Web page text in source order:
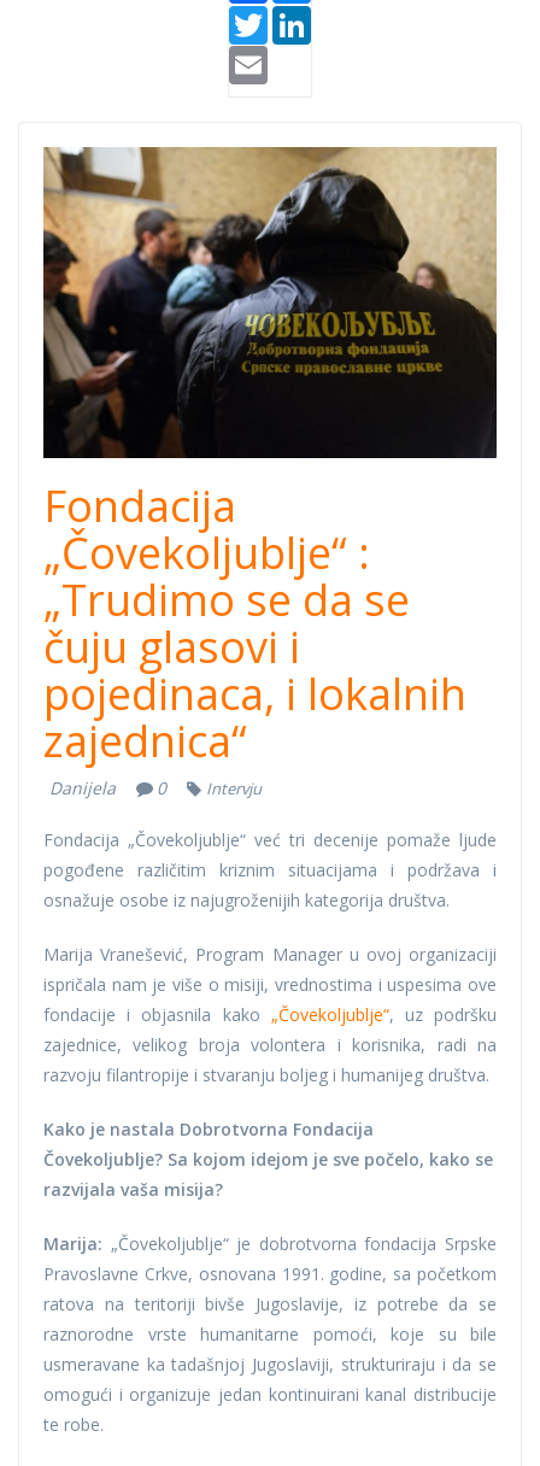
Twitter
čovekoljublje.jpg
Fondacija
„Čovekoljublje“ :
„Trudimo se da se
čuju glasovi i
pojedinaca, i lokalnih
zajednica“
Danijela 0 Intervju
Fondacija „Čovekoljublje“ već tri decenije pomaže ljude
pogođene različitim kriznim situacijama i podržava i
osnažuje osobe iz najugroženijih kategorija društva.
Marija Vranešević, Program Manager u ovoj organizaciji
ispričala nam je više o misiji, vrednostima i uspesima ove
fondacije i objasnila kako „Čovekoljublje“, uz podršku
zajednice, velikog broja volontera i korisnika, radi na
razvoju filantropije i stvaranju boljeg i humanijeg društva.
Kako je nastala Dobrotvorna Fondacija
Čovekoljublje? Sa kojom idejom je sve počelo, kako se
razvijala vaša misija?
Marija: „Čovekoljublje“ je dobrotvorna fondacija Srpske
Pravoslavne Crkve, osnovana 1991. godine, sa početkom
ratova na teritoriji bivše Jugoslavije, iz potrebe da se
raznorodne vrste humanitarne pomoći, koje su bile
usmeravane ka tadašnjoj Jugoslaviji, strukturiraju i da se
omogući i organizuje jedan kontinuirani kanal distribucije
te robe.